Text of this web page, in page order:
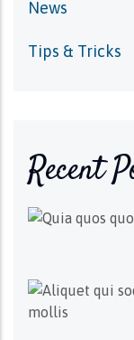
News
Tips & Tricks
Recent